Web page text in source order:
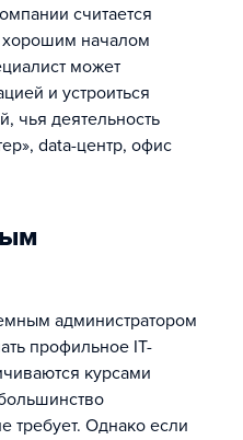
считается
хорошим началом
может
и устроиться
чья деятельность
data-центр, офис
администратором
профильное IT-
курсами
требует. Однако если